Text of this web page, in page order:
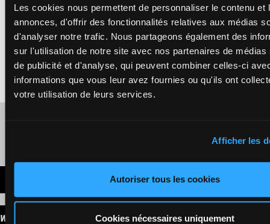
Les cookies nous permettent de personnaliser le contenu et
annonces, d'offrir des fonctionnalités relatives aux médias
d'analyser notre trafic. Nous partageons également des
sur l'utilisation de notre site avec nos partenaires de médias
de publicité et d'analyse, qui peuvent combiner celles-ci
informations que vous leur avez fournies ou qu'ils ont
votre utilisation de leurs services.
Afficher les
Autoriser tous les cookies
Cookies nécessaires uniquement
11
CUBA DEL
DUOMO
Legati R.-
Esposito A.
F/8 - 2300m
1'11"0-
€136,064
4a Da 5a 2a 4a
3a Da (25) 1a
4a 6a 6a 7a
F/8 2300m
1'11"0
€136,064
4a Da 5a
2a 4a 3a
Da (25) 1a
4a 6a 6a
7a
WINNINGS